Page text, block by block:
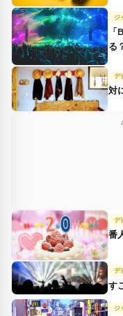
ジ
る
デ
対
デ
番
デ
す
ジ